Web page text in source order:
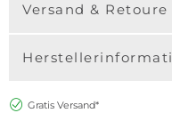
Versand & Retoure
Gratis Versand*